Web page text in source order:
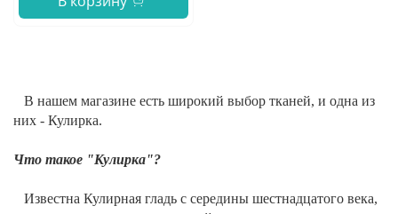
В нашем магазине есть широкий выбор тканей, и одна из
них - Кулирка.
Что такое "Кулирка"?
Известна Кулирная гладь с середины шестнадцатого века,